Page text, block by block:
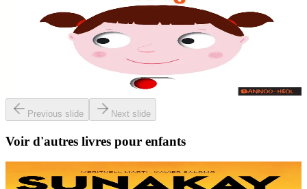
Mon imagier du corps
Des animations adaptées aux tout-petits sur chaque double page, dès
la couverture. Un petit jeu pour s'amuser avec les mots à la fin du
Previous slide Next slide
Voir d'autres livres pour enfants
TES